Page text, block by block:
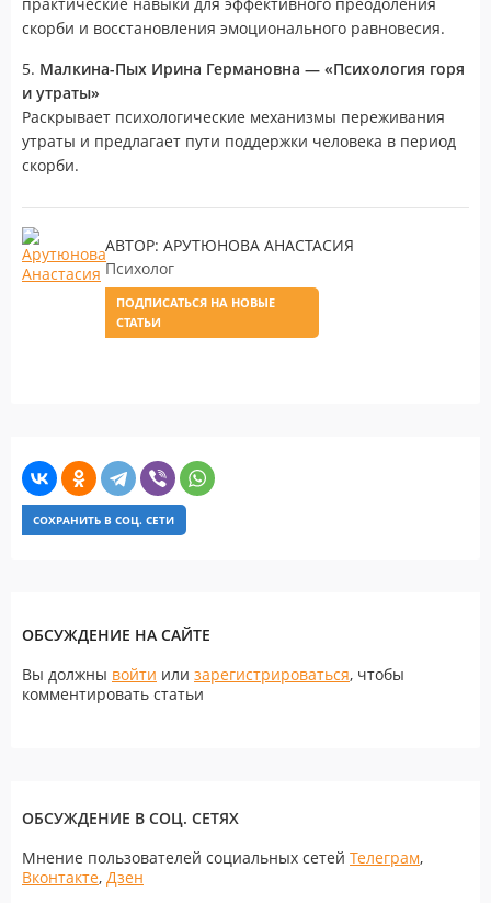
скорби и восстановления эмоционального равновесия.
5. Малкина-Пых Ирина Германовна — «Психология горя
и утраты»
Раскрывает психологические механизмы переживания
утраты и предлагает пути поддержки человека в период
скорби.
АВТОР: АРУТЮНОВА АНАСТАСИЯ
Психолог
ПОДПИСАТЬСЯ НА НОВЫЕ
СТАТЬИ
СОХРАНИТЬ В СОЦ. СЕТИ
ОБСУЖДЕНИЕ НА САЙТЕ
Вы должны войти или зарегистрироваться, чтобы
комментировать статьи
ОБСУЖДЕНИЕ В СОЦ. СЕТЯХ
Мнение пользователей социальных сетей Телеграм,
Вконтакте, Дзен